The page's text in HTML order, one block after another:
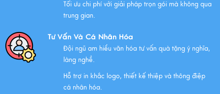
Chính Sách Quyền Riêng Tư Tại Mỹ Nghệ Việt
NHỮNG ĐẶC ĐIỂM CỦA HÀNG THỦ CÔNG MỸ NGHỆ
Tối ưu chi phí với giải pháp trọn gói mà không qua
trung gian.
Tư Vấn Và Cá Nhân Hóa
Đội ngũ am hiểu văn hóa tư vấn quà tặng ý nghĩa,
làng nghề.
Hỗ trợ in khắc logo, thiết kế thiệp và thông điệp
cá nhân hóa.